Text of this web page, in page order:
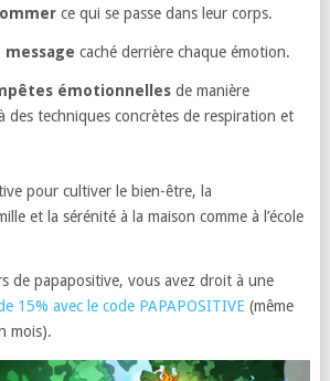
ce qui se passe dans leur corps.
caché derrière chaque émotion.
émotionnelles de manière
des techniques concrètes de respiration et
pour cultiver le bien-être, la
et la sérénité à la maison comme à l’école
de papapositive, vous avez droit à une
15% avec le code PAPAPOSITIVE (même
mois).